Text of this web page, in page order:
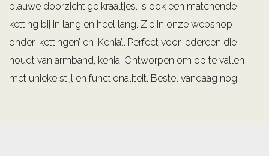
blauwe doorzichtige kraaltjes. Is ook een matchende
ketting bij in lang en heel lang. Zie in onze webshop
onder ‘kettingen’ en ‘Kenia’.. Perfect voor iedereen die
houdt van armband, kenia. Ontworpen om op te vallen
met unieke stijl en functionaliteit. Bestel vandaag nog!